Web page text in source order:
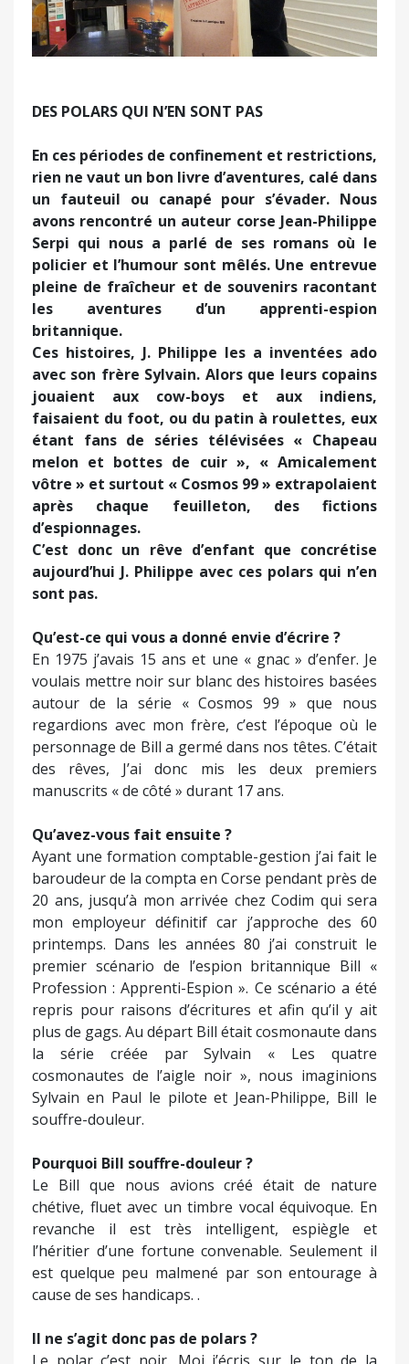
DES POLARS QUI N’EN SONT PAS
En ces périodes de confinement et restrictions,
rien ne vaut un bon livre d’aventures, calé dans
un fauteuil ou canapé pour s’évader. Nous
avons rencontré un auteur corse Jean-Philippe
Serpi qui nous a parlé de ses romans où le
policier et l’humour sont mêlés. Une entrevue
pleine de fraîcheur et de souvenirs racontant
les aventures d’un apprenti-espion
britannique.
Ces histoires, J. Philippe les a inventées ado
avec son frère Sylvain. Alors que leurs copains
jouaient aux cow-boys et aux indiens,
faisaient du foot, ou du patin à roulettes, eux
étant fans de séries télévisées « Chapeau
melon et bottes de cuir », « Amicalement
vôtre » et surtout « Cosmos 99 » extrapolaient
après chaque feuilleton, des fictions
d’espionnages.
C’est donc un rêve d’enfant que concrétise
aujourd’hui J. Philippe avec ces polars qui n’en
sont pas.
Qu’est-ce qui vous a donné envie d’écrire ?
En 1975 j’avais 15 ans et une « gnac » d’enfer. Je
voulais mettre noir sur blanc des histoires basées
autour de la série « Cosmos 99 » que nous
regardions avec mon frère, c’est l’époque où le
personnage de Bill a germé dans nos têtes. C’était
des rêves, J’ai donc mis les deux premiers
manuscrits « de côté » durant 17 ans.
Qu’avez-vous fait ensuite ?
Ayant une formation comptable-gestion j’ai fait le
baroudeur de la compta en Corse pendant près de
20 ans, jusqu’à mon arrivée chez Codim qui sera
mon employeur définitif car j’approche des 60
printemps. Dans les années 80 j’ai construit le
premier scénario de l’espion britannique Bill «
Profession : Apprenti-Espion ». Ce scénario a été
repris pour raisons d’écritures et afin qu’il y ait
plus de gags. Au départ Bill était cosmonaute dans
la série créée par Sylvain « Les quatre
cosmonautes de l’aigle noir », nous imaginions
Sylvain en Paul le pilote et Jean-Philippe, Bill le
souffre-douleur.
Pourquoi Bill souffre-douleur ?
Le Bill que nous avions créé était de nature
chétive, fluet avec un timbre vocal équivoque. En
revanche il est très intelligent, espiègle et
l’héritier d’une fortune convenable. Seulement il
est quelque peu malmené par son entourage à
cause de ses handicaps. .
Il ne s’agit donc pas de polars ?